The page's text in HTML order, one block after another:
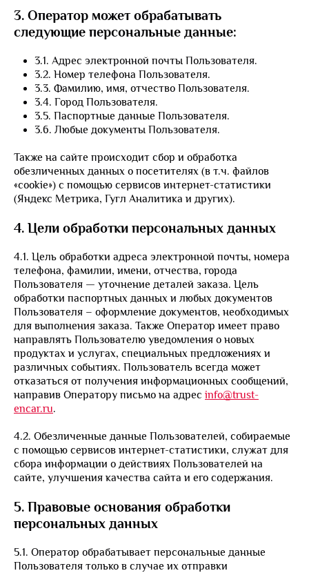
3. Оператор может обрабатывать
следующие персональные данные:
3.1. Адрес электронной почты Пользователя.
3.2. Номер телефона Пользователя.
3.3. Фамилию, имя, отчество Пользователя.
3.4. Город Пользователя.
3.5. Паспортные данные Пользователя.
3.6. Любые документы Пользователя.
Также на сайте происходит сбор и обработка
обезличенных данных о посетителях (в т.ч. файлов
«cookie») с помощью сервисов интернет-статистики
(Яндекс Метрика, Гугл Аналитика и других).
4. Цели обработки персональных данных
4.1. Цель обработки адреса электронной почты, номера
телефона, фамилии, имени, отчества, города
Пользователя — уточнение деталей заказа. Цель
обработки паспортных данных и любых документов
Пользователя – оформление документов, необходимых
для выполнения заказа. Также Оператор имеет право
направлять Пользователю уведомления о новых
продуктах и услугах, специальных предложениях и
различных событиях. Пользователь всегда может
отказаться от получения информационных сообщений,
направив Оператору письмо на адрес info@trust-
encar.ru.
4.2. Обезличенные данные Пользователей, собираемые
с помощью сервисов интернет-статистики, служат для
сбора информации о действиях Пользователей на
сайте, улучшения качества сайта и его содержания.
5. Правовые основания обработки
персональных данных
5.1. Оператор обрабатывает персональные данные
Пользователя только в случае их отправки